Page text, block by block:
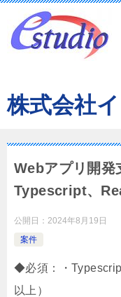
株式会社
Webアプリ開発
Typescript、
公開日： 2024年8月19日
案件
◆必須：・
以上）